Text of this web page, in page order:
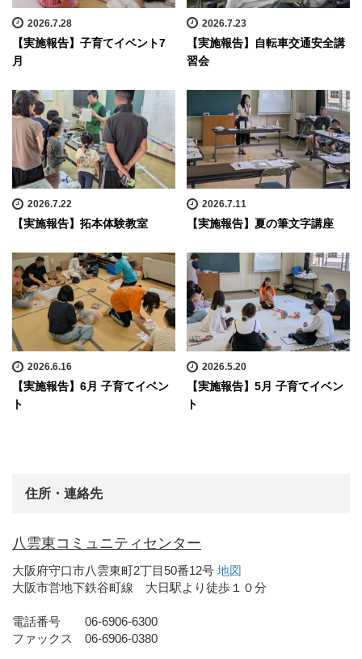
2026.7.28
【実施報告】子育てイベント7
月
2026.7.23
【実施報告】自転車交通安全講
習会
2026.7.22
【実施報告】拓本体験教室
2026.7.11
【実施報告】夏の筆文字講座
2026.6.16
【実施報告】6月 子育てイベン
ト
2026.5.20
【実施報告】5月 子育てイベン
ト
住所・連絡先
八雲東コミュニティセンター
大阪府守口市八雲東町2丁目50番12号 地図
大阪市営地下鉄谷町線 大日駅より徒歩１０分
電話番号 06-6906-6300
ファックス 06-6906-0380